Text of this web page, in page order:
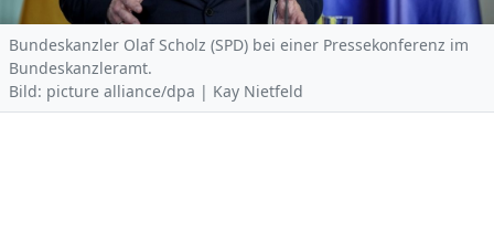
Bundeskanzler Olaf Scholz (SPD) bei einer Pressekonferenz im
Bundeskanzleramt.
Bild: picture alliance/dpa | Kay Nietfeld